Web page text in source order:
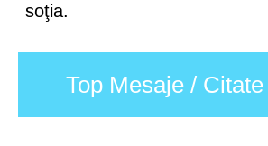
soţia.
Top Mesaje /